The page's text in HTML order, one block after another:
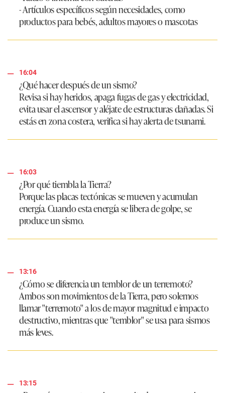
- Artículos específicos según necesidades, como
productos para bebés, adultos mayores o mascotas
16:04
¿Qué hacer después de un sismo?
Revisa si hay heridos, apaga fugas de gas y electricidad,
evita usar el ascensor y aléjate de estructuras dañadas. Si
estás en zona costera, verifica si hay alerta de tsunami.
16:03
¿Por qué tiembla la Tierra?
Porque las placas tectónicas se mueven y acumulan
energía. Cuando esta energía se libera de golpe, se
produce un sismo.
13:16
¿Cómo se diferencia un temblor de un terremoto?
Ambos son movimientos de la Tierra, pero solemos
llamar "terremoto" a los de mayor magnitud e impacto
destructivo, mientras que "temblor" se usa para sismos
más leves.
13:15